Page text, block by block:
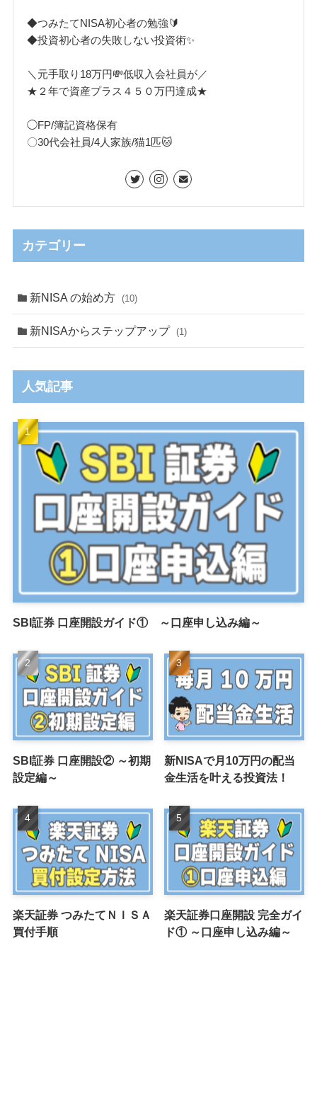
◆つみたてNISA初心者の勉強🔰
◆投資初心者の失敗しない投資術✨
＼元手取り18万円💸低収入会社員が／
★２年で資産プラス４５０万円達成★
◯FP/簿記資格保有
〇30代会社員/4人家族/猫1匹🐱
カテゴリー
新NISA の始め方 (10)
新NISAからステップアップ (1)
人気記事
SBI証券 口座開設ガイド① ～口座申し込み編～
SBI証券 口座開設② ～初期
設定編～
新NISAで月10万円の配当
金生活を叶える投資法！
楽天証券 つみたてＮＩＳＡ
買付手順
楽天証券口座開設 完全ガイ
ド① ～口座申し込み編～